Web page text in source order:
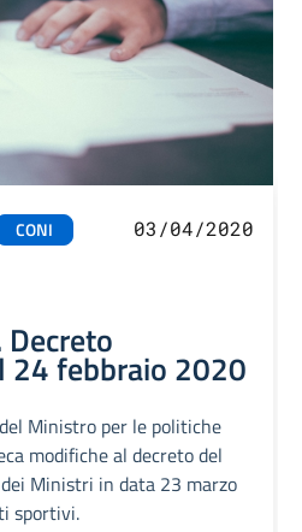
CONI
03/04/2020
24 febbraio 2020
Ministro per le politiche
modifiche al decreto del
Ministri in data 23 marzo
sportivi.